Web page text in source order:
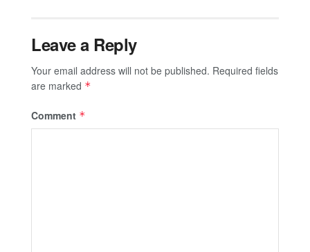
Leave a Reply
Your email address will not be published. Required fields
are marked *
Comment *